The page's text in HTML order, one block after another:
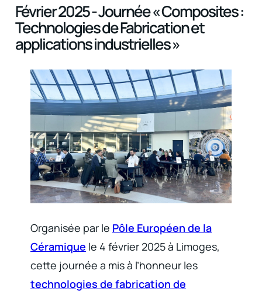
Février 2025 - Journée « Composites :
Technologies de Fabrication et
applications industrielles »
Organisée par le Pôle Européen de la
Céramique le 4 février 2025 à Limoges,
cette journée a mis à l’honneur les
technologies de fabrication de